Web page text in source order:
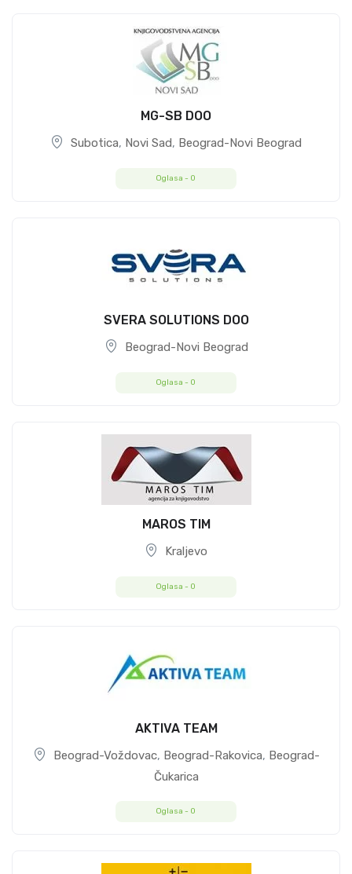
MG-SB DOO
Subotica, Novi Sad, Beograd-Novi Beograd
Oglasa - 0
SVERA SOLUTIONS DOO
Beograd-Novi Beograd
Oglasa - 0
MAROS TIM
Kraljevo
Oglasa - 0
AKTIVA TEAM
Beograd-Voždovac, Beograd-Rakovica, Beograd-
Čukarica
Oglasa - 0